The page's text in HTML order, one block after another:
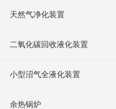
天然气净化装置
二氧化碳回收液化装置
小型沼气全液化装置
余热锅炉